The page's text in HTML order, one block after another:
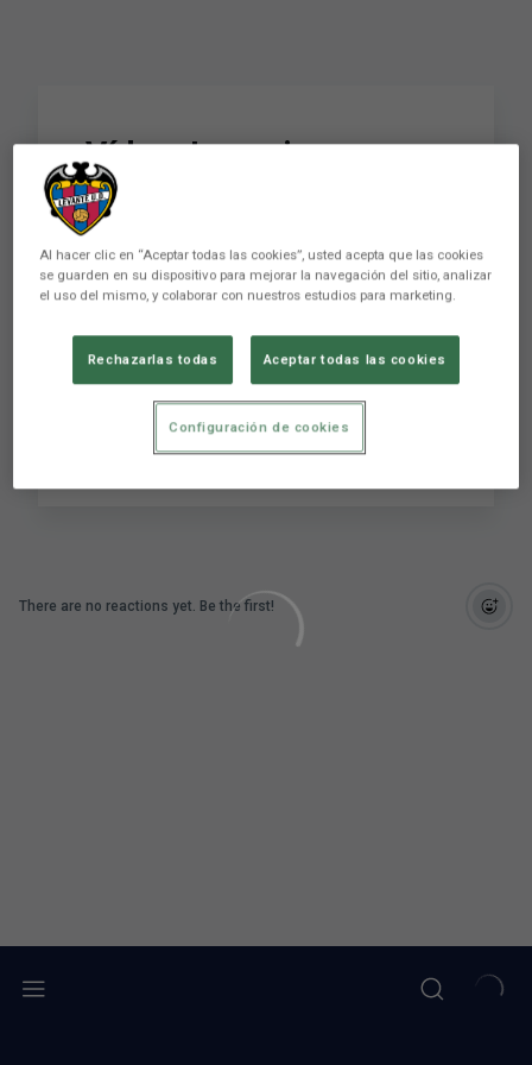
Vídeo: La mejores
imágenes de la primera
jornada del
Campeonato TODOS
JUGAMOS
Vídeo: La mejores imágenes de la primera
jornada del Campeonato TODOS JUGAMOS
There are no reactions yet. Be the first!
Al hacer clic en “Aceptar todas las cookies”, usted acepta que las cookies
se guarden en su dispositivo para mejorar la navegación del sitio, analizar
el uso del mismo, y colaborar con nuestros estudios para marketing.
Rechazarlas todas Aceptar todas las cookies
Configuración de cookies